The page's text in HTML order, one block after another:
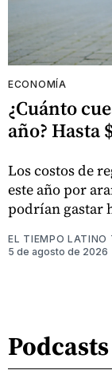
ECONOMÍA
¿Cuánto
año? Hasta
Los costos de
este año por
podrían gastar
EL TIEMPO LATINO
5 de agosto de 2026